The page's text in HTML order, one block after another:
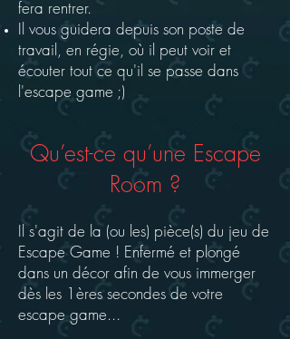
fera rentrer.
Il vous guidera depuis son poste de
travail, en régie, où il peut voir et
écouter tout ce qu'il se passe dans
l'escape game ;)
Qu’est-ce qu’une Escape
Room ?
Il s'agit de la (ou les) pièce(s) du jeu de
Escape Game ! Enfermé et plongé
dans un décor afin de vous immerger
dès les 1ères secondes de votre
escape game...